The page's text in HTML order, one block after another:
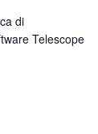
di
Telescope